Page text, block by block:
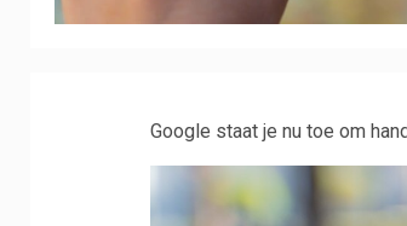
Google staat je nu toe om